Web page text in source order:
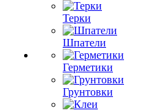
Терки
Шпатели
Герметики
Грунтовки